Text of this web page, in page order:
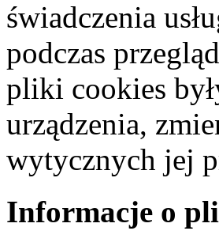
świadczenia
podczas
pliki cookies
urządzenia,
wytycznych jej
Informacje o